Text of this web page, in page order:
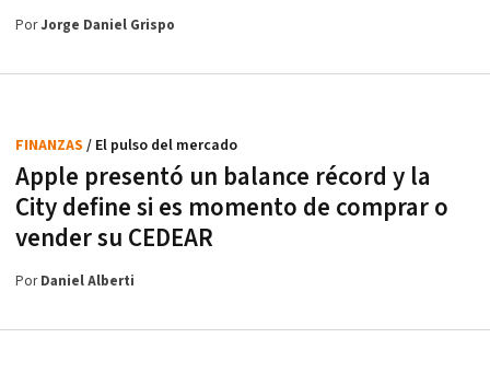
PorJorge Daniel Grispo
Apple presentó un balance récord y la
City define si es momento de comprar o
vender su CEDEAR
FINANZAS / El pulso del mercado
PorDaniel Alberti